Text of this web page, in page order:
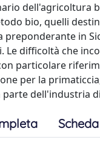
dell'agricoltura
bio, quelli
in
difficoltà che
particolare
per la
parte